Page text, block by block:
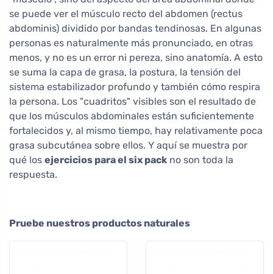
se puede ver el músculo recto del abdomen (rectus
abdominis) dividido por bandas tendinosas. En algunas
personas es naturalmente más pronunciado, en otras
menos, y no es un error ni pereza, sino anatomía. A esto
se suma la capa de grasa, la postura, la tensión del
sistema estabilizador profundo y también cómo respira
la persona. Los "cuadritos" visibles son el resultado de
que los músculos abdominales están suficientemente
fortalecidos y, al mismo tiempo, hay relativamente poca
grasa subcutánea sobre ellos. Y aquí se muestra por
qué los ejercicios para el six pack no son toda la
respuesta.
Pruebe nuestros productos naturales